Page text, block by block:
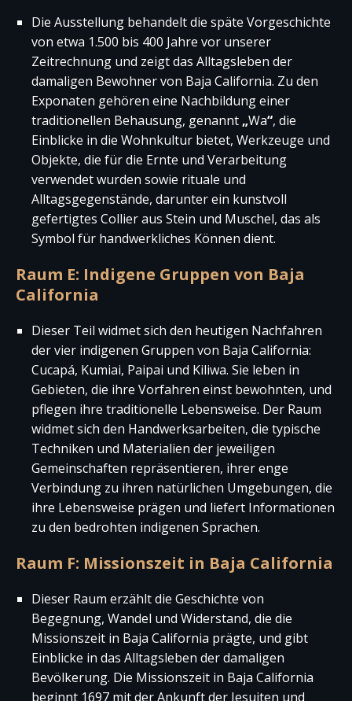
Die Ausstellung behandelt die späte Vorgeschichte
von etwa 1.500 bis 400 Jahre vor unserer
Zeitrechnung und zeigt das Alltagsleben der
damaligen Bewohner von Baja California. Zu den
Exponaten gehören eine Nachbildung einer
traditionellen Behausung, genannt „Wa“, die
Einblicke in die Wohnkultur bietet, Werkzeuge und
Objekte, die für die Ernte und Verarbeitung
verwendet wurden sowie rituale und
Alltagsgegenstände, darunter ein kunstvoll
gefertigtes Collier aus Stein und Muschel, das als
Symbol für handwerkliches Können dient.
Raum E: Indigene Gruppen von Baja
California
Dieser Teil widmet sich den heutigen Nachfahren
der vier indigenen Gruppen von Baja California:
Cucapá, Kumiai, Paipai und Kiliwa. Sie leben in
Gebieten, die ihre Vorfahren einst bewohnten, und
pflegen ihre traditionelle Lebensweise. Der Raum
widmet sich den Handwerksarbeiten, die typische
Techniken und Materialien der jeweiligen
Gemeinschaften repräsentieren, ihrer enge
Verbindung zu ihren natürlichen Umgebungen, die
ihre Lebensweise prägen und liefert Informationen
zu den bedrohten indigenen Sprachen.
Raum F: Missionszeit in Baja California
Dieser Raum erzählt die Geschichte von
Begegnung, Wandel und Widerstand, die die
Missionszeit in Baja California prägte, und gibt
Einblicke in das Alltagsleben der damaligen
Bevölkerung. Die Missionszeit in Baja California
beginnt 1697 mit der Ankunft der Jesuiten und